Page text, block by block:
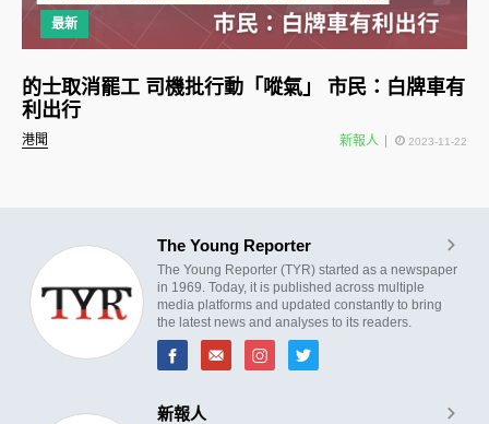
最新
港聞
的士取消罷工 司機批行動「㗰氣」 市民：白牌車有
利出行
新報人 2023-11-22
The Young Reporter
The Young Reporter (TYR) started as a newspaper
in 1969. Today, it is published across multiple
media platforms and updated constantly to bring
the latest news and analyses to its readers.
新報人